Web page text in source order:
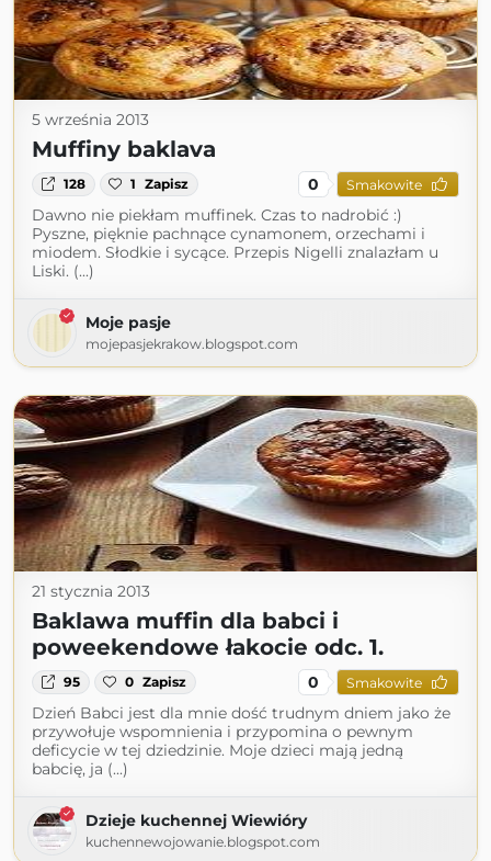
5 września 2013
Muffiny baklava
128 1 Zapisz 0 Smakowite
Dawno nie piekłam muffinek. Czas to nadrobić :)
Pyszne, pięknie pachnące cynamonem, orzechami i
miodem. Słodkie i sycące. Przepis Nigelli znalazłam u
Liski. (...)
Moje pasje
mojepasjekrakow.blogspot.com
21 stycznia 2013
Baklawa muffin dla babci i
poweekendowe łakocie odc. 1.
95 0 Zapisz 0 Smakowite
Dzień Babci jest dla mnie dość trudnym dniem jako że
przywołuje wspomnienia i przypomina o pewnym
deficycie w tej dziedzinie. Moje dzieci mają jedną
babcię, ja (...)
Dzieje kuchennej Wiewióry
kuchennewojowanie.blogspot.com